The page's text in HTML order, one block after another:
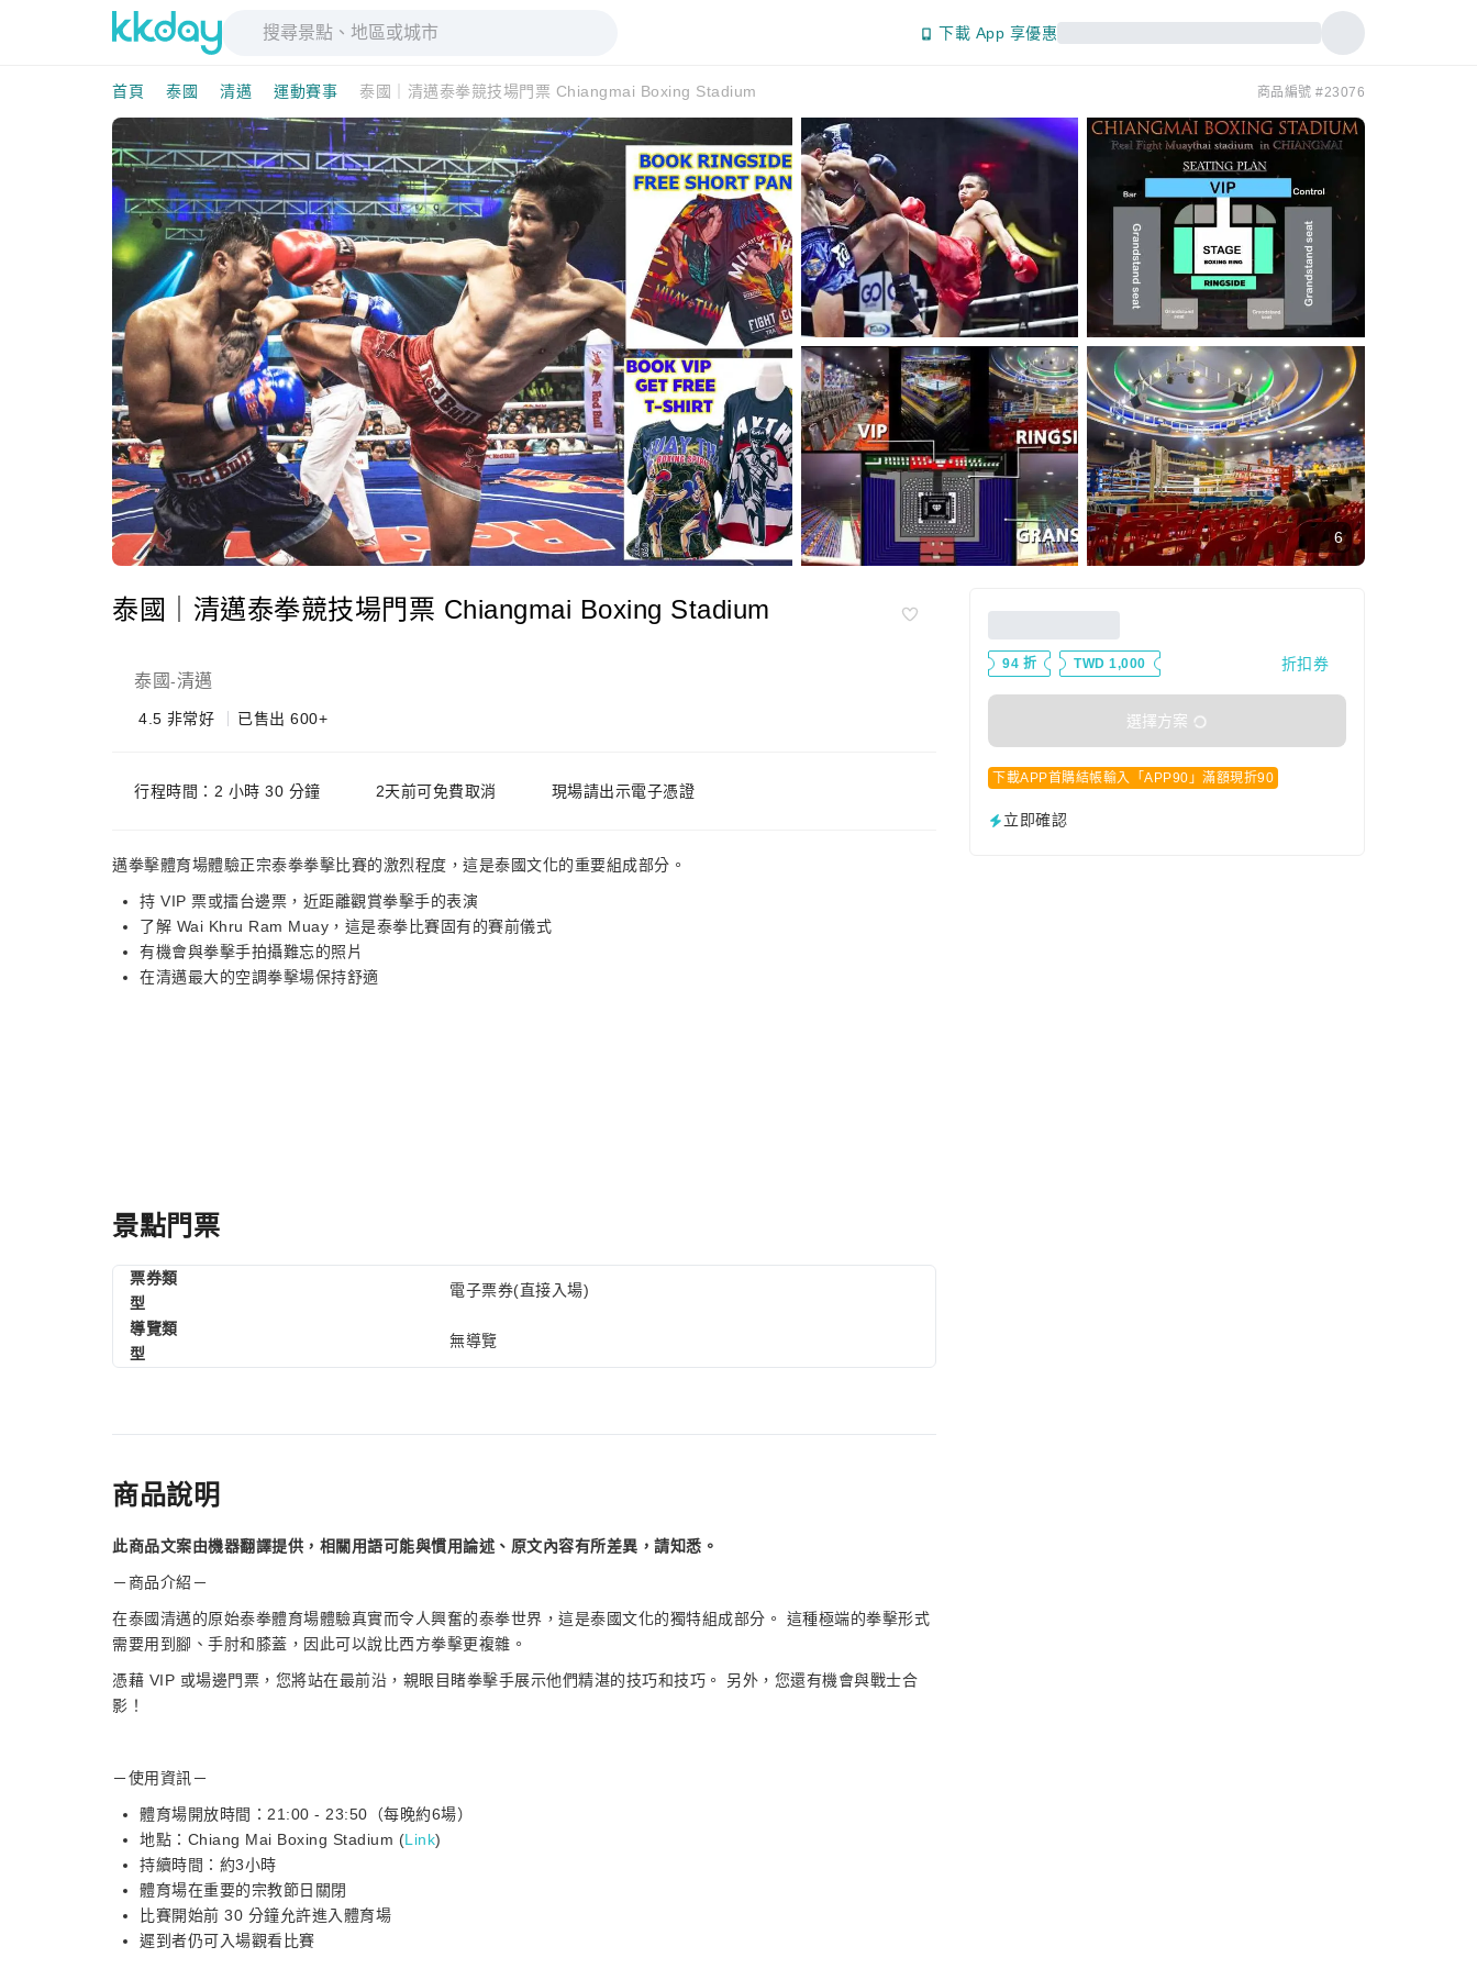
下載 App 享優惠
首頁 泰國 清邁 運動賽事 泰國｜清邁泰拳競技場門票 Chiangmai Boxing Stadium 商品編號 #23076
6
泰國｜清邁泰拳競技場門票 Chiangmai Boxing Stadium
泰國-清邁
4.5 非常好 已售出 600+
行程時間：2 小時 30 分鐘 2天前可免費取消 現場請出示電子憑證
邁拳擊體育場體驗正宗泰拳拳擊比賽的激烈程度，這是泰國文化的重要組成部分。
持 VIP 票或擂台邊票，近距離觀賞拳擊手的表演
了解 Wai Khru Ram Muay，這是泰拳比賽固有的賽前儀式
有機會與拳擊手拍攝難忘的照片
在清邁最大的空調拳擊場保持舒適
94 折 TWD 1,000 折扣券
選擇方案
下載APP首購結帳輸入「APP90」滿額現折90
立即確認
景點門票
票券類
型
電子票券(直接入場)
導覽類
型
無導覽
商品說明
此商品文案由機器翻譯提供，相關用語可能與慣用論述、原文內容有所差異，請知悉。
－商品介紹－
在泰國清邁的原始泰拳體育場體驗真實而令人興奮的泰拳世界，這是泰國文化的獨特組成部分。 這種極端的拳擊形式
需要用到腳、手肘和膝蓋，因此可以說比西方拳擊更複雜。
憑藉 VIP 或場邊門票，您將站在最前沿，親眼目睹拳擊手展示他們精湛的技巧和技巧。 另外，您還有機會與戰士合
影！
－使用資訊－
體育場開放時間：21:00 - 23:50（每晚約6場）
地點：Chiang Mai Boxing Stadium (Link)
持續時間：約3小時
體育場在重要的宗教節日關閉
比賽開始前 30 分鐘允許進入體育場
遲到者仍可入場觀看比賽